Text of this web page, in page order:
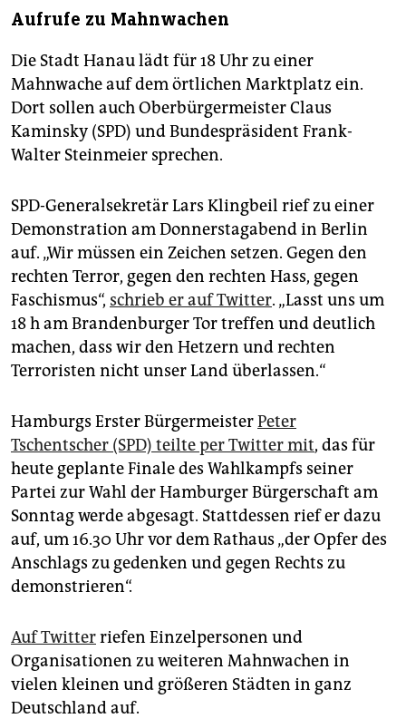
Aufrufe zu Mahnwachen
Die Stadt Hanau lädt für 18 Uhr zu einer
Mahnwache auf dem örtlichen Marktplatz ein.
Dort sollen auch Oberbürgermeister Claus
Kaminsky (SPD) und Bundespräsident Frank-
Walter Steinmeier sprechen.
SPD-Generalsekretär Lars Klingbeil rief zu einer
Demonstration am Donnerstagabend in Berlin
auf. „Wir müssen ein Zeichen setzen. Gegen den
rechten Terror, gegen den rechten Hass, gegen
Faschismus“, schrieb er auf Twitter. „Lasst uns um
18 h am Brandenburger Tor treffen und deutlich
machen, dass wir den Hetzern und rechten
Terroristen nicht unser Land überlassen.“
Hamburgs Erster BürgermeisterPeter
Tschentscher (SPD) teilte per Twitter mit, das für
heute geplante Finale des Wahlkampfs seiner
Partei zur Wahl der Hamburger Bürgerschaft am
Sonntag werde abgesagt. Stattdessen rief er dazu
auf, um 16.30 Uhr vor dem Rathaus „der Opfer des
Anschlags zu gedenken und gegen Rechts zu
demonstrieren“.
Auf Twitterriefen Einzelpersonen und
Organisationen zu weiteren Mahnwachen in
vielen kleinen und größeren Städten in ganz
Deutschland auf.